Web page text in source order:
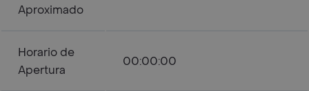
Aproximado
Horario de
Apertura
00:00:00